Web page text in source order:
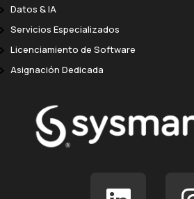
Datos & IA
Servicios Especializados
Licenciamiento de Software
Asignación Dedicada